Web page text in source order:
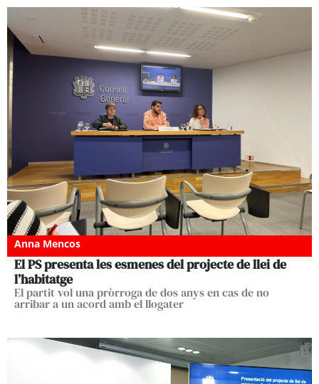
Anna Mencos
El PS presenta les esmenes del projecte de llei de
l’habitatge
El partit vol una pròrroga de dos anys en cas de no
arribar a un acord amb el llogater